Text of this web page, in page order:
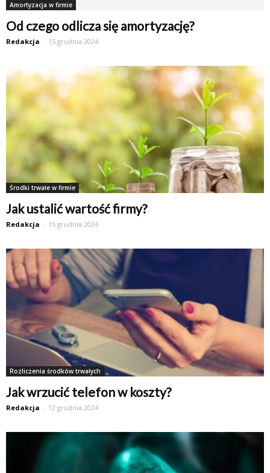
Amortyzacja w firmie
Od czego odlicza się amortyzację?
Redakcja - 15 grudnia 2024
Środki trwałe w firmie
Jak ustalić wartość firmy?
Redakcja - 15 grudnia 2024
Rozliczenia środków trwałych
Jak wrzucić telefon w koszty?
Redakcja - 12 grudnia 2024